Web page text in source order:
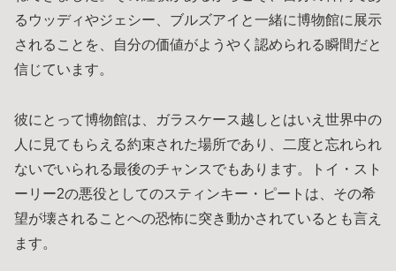
るウッディやジェシー、ブルズアイと一緒に博物館に展示
されることを、自分の価値がようやく認められる瞬間だと
信じています。
彼にとって博物館は、ガラスケース越しとはいえ世界中の
人に見てもらえる約束された場所であり、二度と忘れられ
ないでいられる最後のチャンスでもあります。トイ・スト
ーリー2の悪役としてのスティンキー・ピートは、その希
望が壊されることへの恐怖に突き動かされているとも言え
ます。